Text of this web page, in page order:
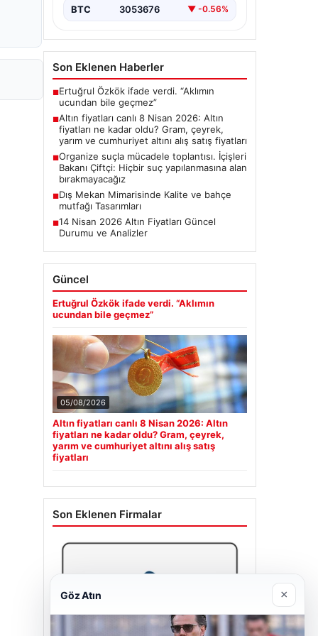
BTC 3053676 ▼ -0.56%
Son Eklenen Haberler
■Ertuğrul Özkök ifade verdi. “Aklımın
ucundan bile geçmez”
■Altın fiyatları canlı 8 Nisan 2026: Altın
fiyatları ne kadar oldu? Gram, çeyrek,
yarım ve cumhuriyet altını alış satış fiyatları
■Organize suçla mücadele toplantısı. İçişleri
Bakanı Çiftçi: Hiçbir suç yapılanmasına alan
bırakmayacağız
■Dış Mekan Mimarisinde Kalite ve bahçe
mutfağı Tasarımları
■14 Nisan 2026 Altın Fiyatları Güncel
Durumu ve Analizler
Güncel
Ertuğrul Özkök ifade verdi. “Aklımın
ucundan bile geçmez”
05/08/2026
Altın fiyatları canlı 8 Nisan 2026: Altın
fiyatları ne kadar oldu? Gram, çeyrek,
yarım ve cumhuriyet altını alış satış
fiyatları
Son Eklenen Firmalar
Göz Atın ×